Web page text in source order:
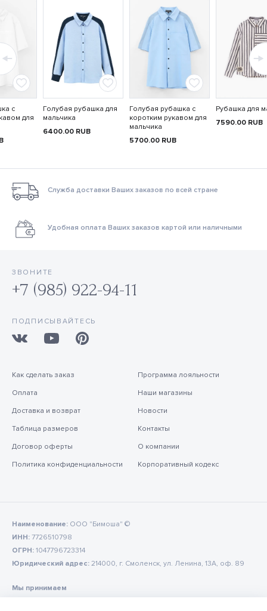
с
для
Голубая рубашка для
мальчика
6400.00 RUB
Голубая рубашка с
коротким рукавом для
мальчика
5700.00 RUB
Рубашка для
7590.00 RUB
Служба доставки Ваших заказов по всей стране
Удобная оплата Ваших заказов картой или наличными
ЗВОНИТЕ
+7 (985) 922-94-11
ПОДПИСЫВАЙТЕСЬ
Как сделать заказ
Оплата
Доставка и возврат
Таблица размеров
Договор оферты
Политика конфиденциальности
Программа лояльности
Наши магазины
Новости
Контакты
О компании
Корпоративный кодекс
Наименование: ООО "Бимоша" ©
ИНН: 7726510798
ОГРН: 1047796723314
Юридический адрес: 214000, г. Смоленск, ул. Ленина, 13А, оф. 89
Мы принимаем